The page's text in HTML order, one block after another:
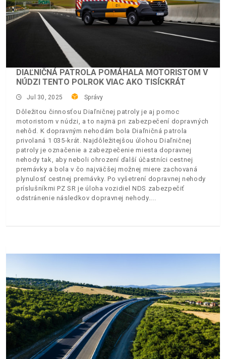
DIAĽNIČNÁ PATROLA POMÁHALA MOTORISTOM V
NÚDZI TENTO POLROK VIAC AKO TISÍCKRÁT
Jul 30, 2025 Správy
Dôležitou činnosťou Diaľničnej patroly je aj pomoc
motoristom v núdzi, a to najmä pri zabezpečení dopravných
nehôd. K dopravným nehodám bola Diaľničná patrola
privolaná 1 035-krát. Najdôležitejšou úlohou Diaľničnej
patroly je označenie a zabezpečenie miesta dopravnej
nehody tak, aby neboli ohrození ďalší účastníci cestnej
premávky a bola v čo najväčšej možnej miere zachovaná
plynulosť cestnej premávky. Po vyšetrení dopravnej nehody
príslušníkmi PZ SR je úloha vozidiel NDS zabezpečiť
odstránenie následkov dopravnej nehody.